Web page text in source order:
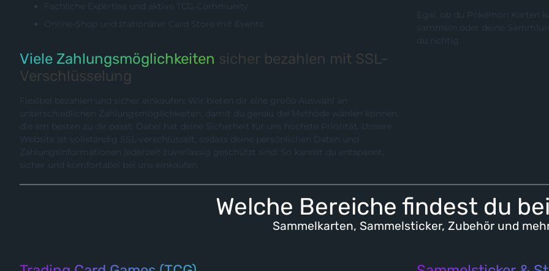
Fachliche Expertise und aktive TCG-Community
Online-Shop und stationärer Card Store mit Events
Viele Zahlungsmöglichkeiten sicher bezahlen mit SSL-
Verschlüsselung
Flexibel bezahlen und sicher einkaufen: Wir bieten dir eine große Auswahl an
unterschiedlichen Zahlungsmöglichkeiten, damit du genau die Methode wählen können,
die am besten zu dir passt. Dabei hat deine Sicherheit für uns höchste Priorität. Unsere
Website ist vollständig SSL-verschlüsselt, sodass deine persönlichen Daten und
Zahlungsinformationen jederzeit zuverlässig geschützt sind. So kannst du entspannt,
sicher und komfortabel bei uns einkaufen.
Egal, ob du Pokémon Karten
sammeln oder deine
du richtig.
Welche Bereiche findest du
Sammelkarten, Sammelsticker, Zubehör und